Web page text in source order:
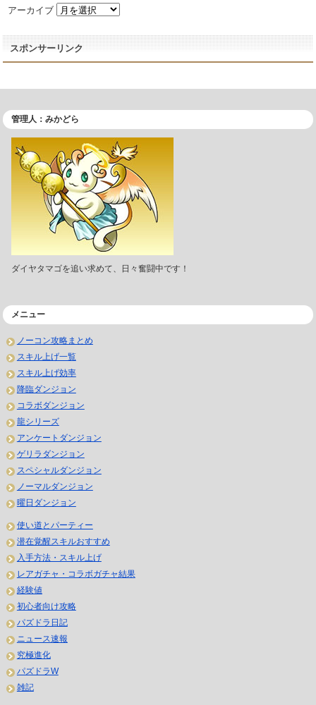
アーカイブ
スポンサーリンク
管理人：みかどら
ダイヤタマゴを追い求めて、日々奮闘中です！
メニュー
ノーコン攻略まとめ
スキル上げ一覧
スキル上げ効率
降臨ダンジョン
コラボダンジョン
龍シリーズ
アンケートダンジョン
ゲリラダンジョン
スペシャルダンジョン
ノーマルダンジョン
曜日ダンジョン
使い道とパーティー
潜在覚醒スキルおすすめ
入手方法・スキル上げ
レアガチャ・コラボガチャ結果
経験値
初心者向け攻略
パズドラ日記
ニュース速報
究極進化
パズドラW
雑記